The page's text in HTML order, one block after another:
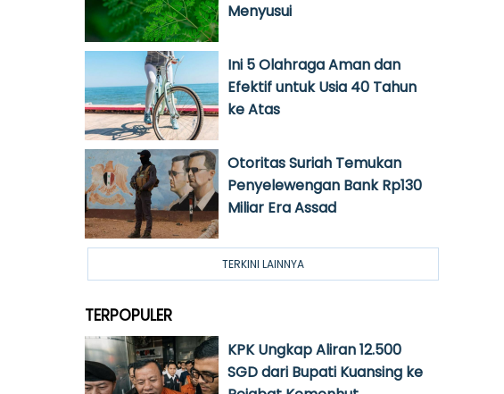
Menyusui
Ini 5 Olahraga Aman dan
Efektif untuk Usia 40 Tahun
ke Atas
Otoritas Suriah Temukan
Penyelewengan Bank Rp130
Miliar Era Assad
TERKINI LAINNYA
TERPOPULER
KPK Ungkap Aliran 12.500
SGD dari Bupati Kuansing ke